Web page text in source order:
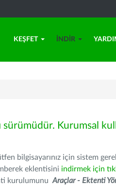
KEŞFET İNDIR
Kurumsal
bilgisayarınız için sistem
eklentisini indirmek için
kurulumunu Araçlar - Ektenti